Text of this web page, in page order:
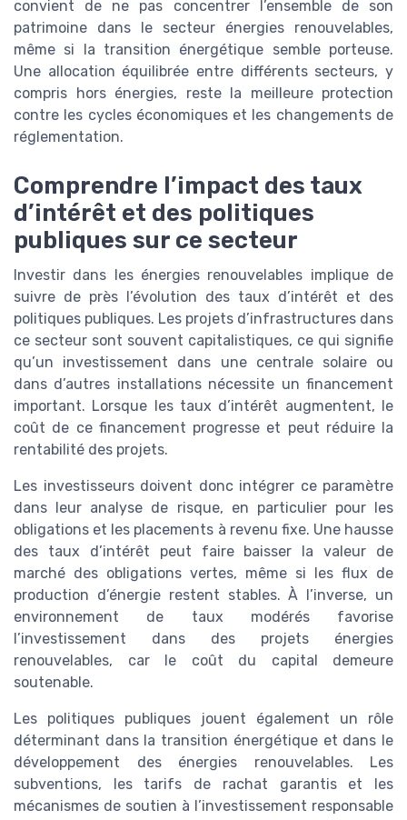
convient de ne pas concentrer l’ensemble de son
patrimoine dans le secteur énergies renouvelables,
même si la transition énergétique semble porteuse.
Une allocation équilibrée entre différents secteurs, y
compris hors énergies, reste la meilleure protection
contre les cycles économiques et les changements de
réglementation.
Comprendre l’impact des taux
d’intérêt et des politiques
publiques sur ce secteur
Investir dans les énergies renouvelables implique de
suivre de près l’évolution des taux d’intérêt et des
politiques publiques. Les projets d’infrastructures dans
ce secteur sont souvent capitalistiques, ce qui signifie
qu’un investissement dans une centrale solaire ou
dans d’autres installations nécessite un financement
important. Lorsque les taux d’intérêt augmentent, le
coût de ce financement progresse et peut réduire la
rentabilité des projets.
Les investisseurs doivent donc intégrer ce paramètre
dans leur analyse de risque, en particulier pour les
obligations et les placements à revenu fixe. Une hausse
des taux d’intérêt peut faire baisser la valeur de
marché des obligations vertes, même si les flux de
production d’énergie restent stables. À l’inverse, un
environnement de taux modérés favorise
l’investissement dans des projets énergies
renouvelables, car le coût du capital demeure
soutenable.
Les politiques publiques jouent également un rôle
déterminant dans la transition énergétique et dans le
développement des énergies renouvelables. Les
subventions, les tarifs de rachat garantis et les
mécanismes de soutien à l’investissement responsable